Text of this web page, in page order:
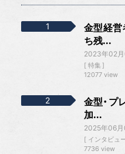
金型経
ち残...
2023年02月
特集
12077 view
金型・プ
加...
2025年06月
インタビュ
7736 view